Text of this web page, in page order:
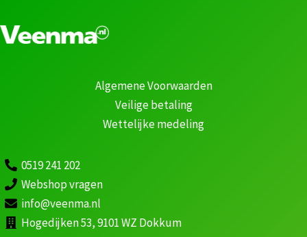
Algemene Voorwaarden
Veilige betaling
Wettelijke medeling
0519 241 202
Webshop vragen
info@veenma.nl
Hogedijken 53, 9101 WZ Dokkum